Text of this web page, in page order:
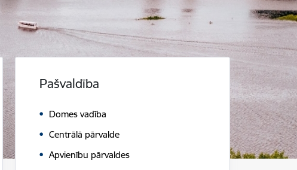
Pašvaldība
Domes vadība
Centrālā pārvalde
Apvienību pārvaldes